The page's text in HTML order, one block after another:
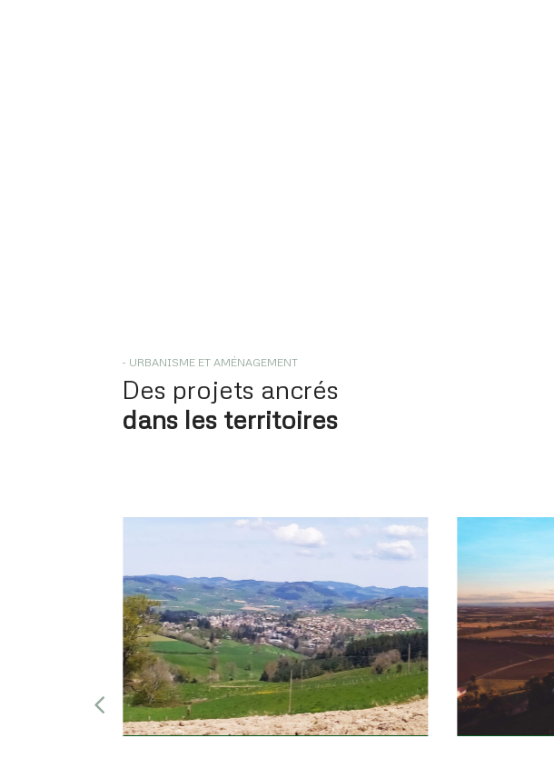
- URBANISME ET AMÉNAGEMENT
Des projets ancrés
dans les territoires